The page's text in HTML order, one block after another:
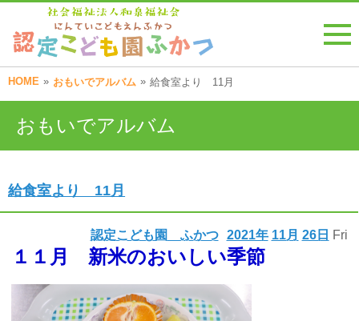
HOME » おもいでアルバム » 給食室より 11月
おもいでアルバム
給食室より 11月
2021年 11月 26日 Fri
認定こども園 ふかつ
１１月 新米のおいしい季節